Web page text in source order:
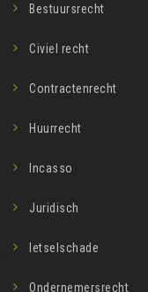
Bestuursrecht
Civiel recht
Contractenrecht
Huurrecht
Incasso
Juridisch
letselschade
Ondernemersrecht